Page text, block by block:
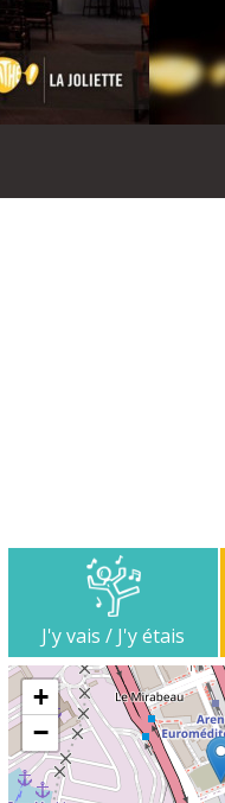
J'y vais / J'y étais
+
−